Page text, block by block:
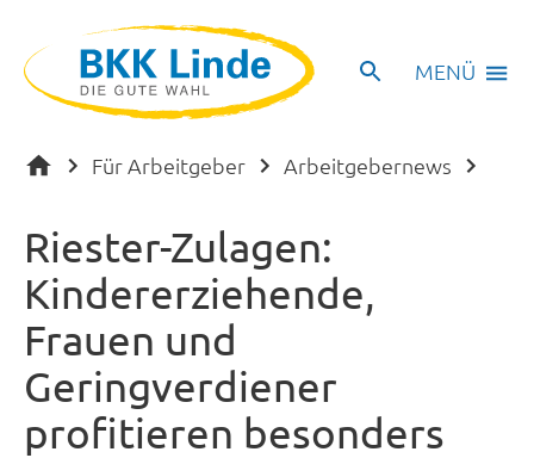
MENÜ
Für Arbeitgeber Arbeitgebernews
Riester-Zulagen:
Kindererziehende,
Frauen und
Geringverdiener
profitieren besonders